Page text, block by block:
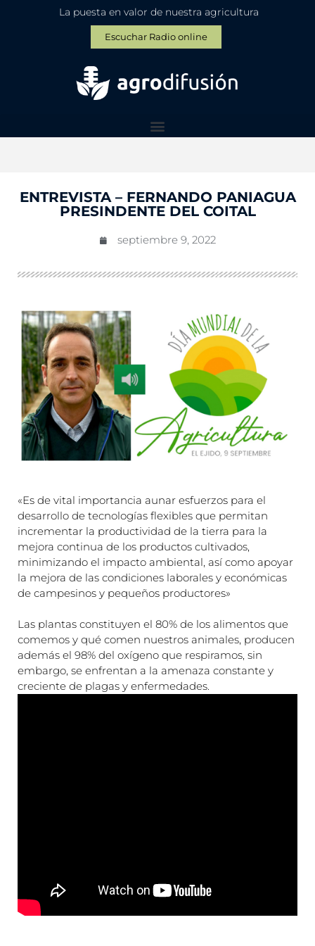
La puesta en valor de nuestra agricultura
Escuchar Radio online
ENTREVISTA – FERNANDO PANIAGUA
PRESINDENTE DEL COITAL
septiembre 9, 2022
«Es de vital importancia aunar esfuerzos para el
desarrollo de tecnologías flexibles que permitan
incrementar la productividad de la tierra para la
mejora continua de los productos cultivados,
minimizando el impacto ambiental, así como apoyar
la mejora de las condiciones laborales y económicas
de campesinos y pequeños productores»
Las plantas constituyen el 80% de los alimentos que
comemos y qué comen nuestros animales, producen
además el 98% del oxígeno que respiramos, sin
embargo, se enfrentan a la amenaza constante y
creciente de plagas y enfermedades.